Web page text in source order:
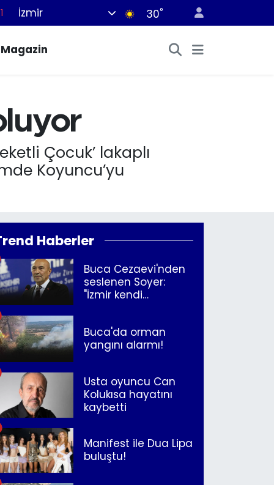
İzmir 30°
Magazin
Çocuk’ lakaplı
Koyuncu’yu
Haberler
Buca Cezaevi'nden
seslenen Soyer:
"İzmir kendi
Buca'da orman
yangını alarmı!
Usta oyuncu Can
Kolukısa hayatını
kaybetti
Manifest ile Dua Lipa
buluştu!